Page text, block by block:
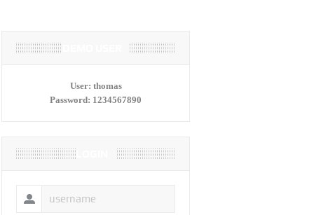
User: thomas
Password: 1234567890